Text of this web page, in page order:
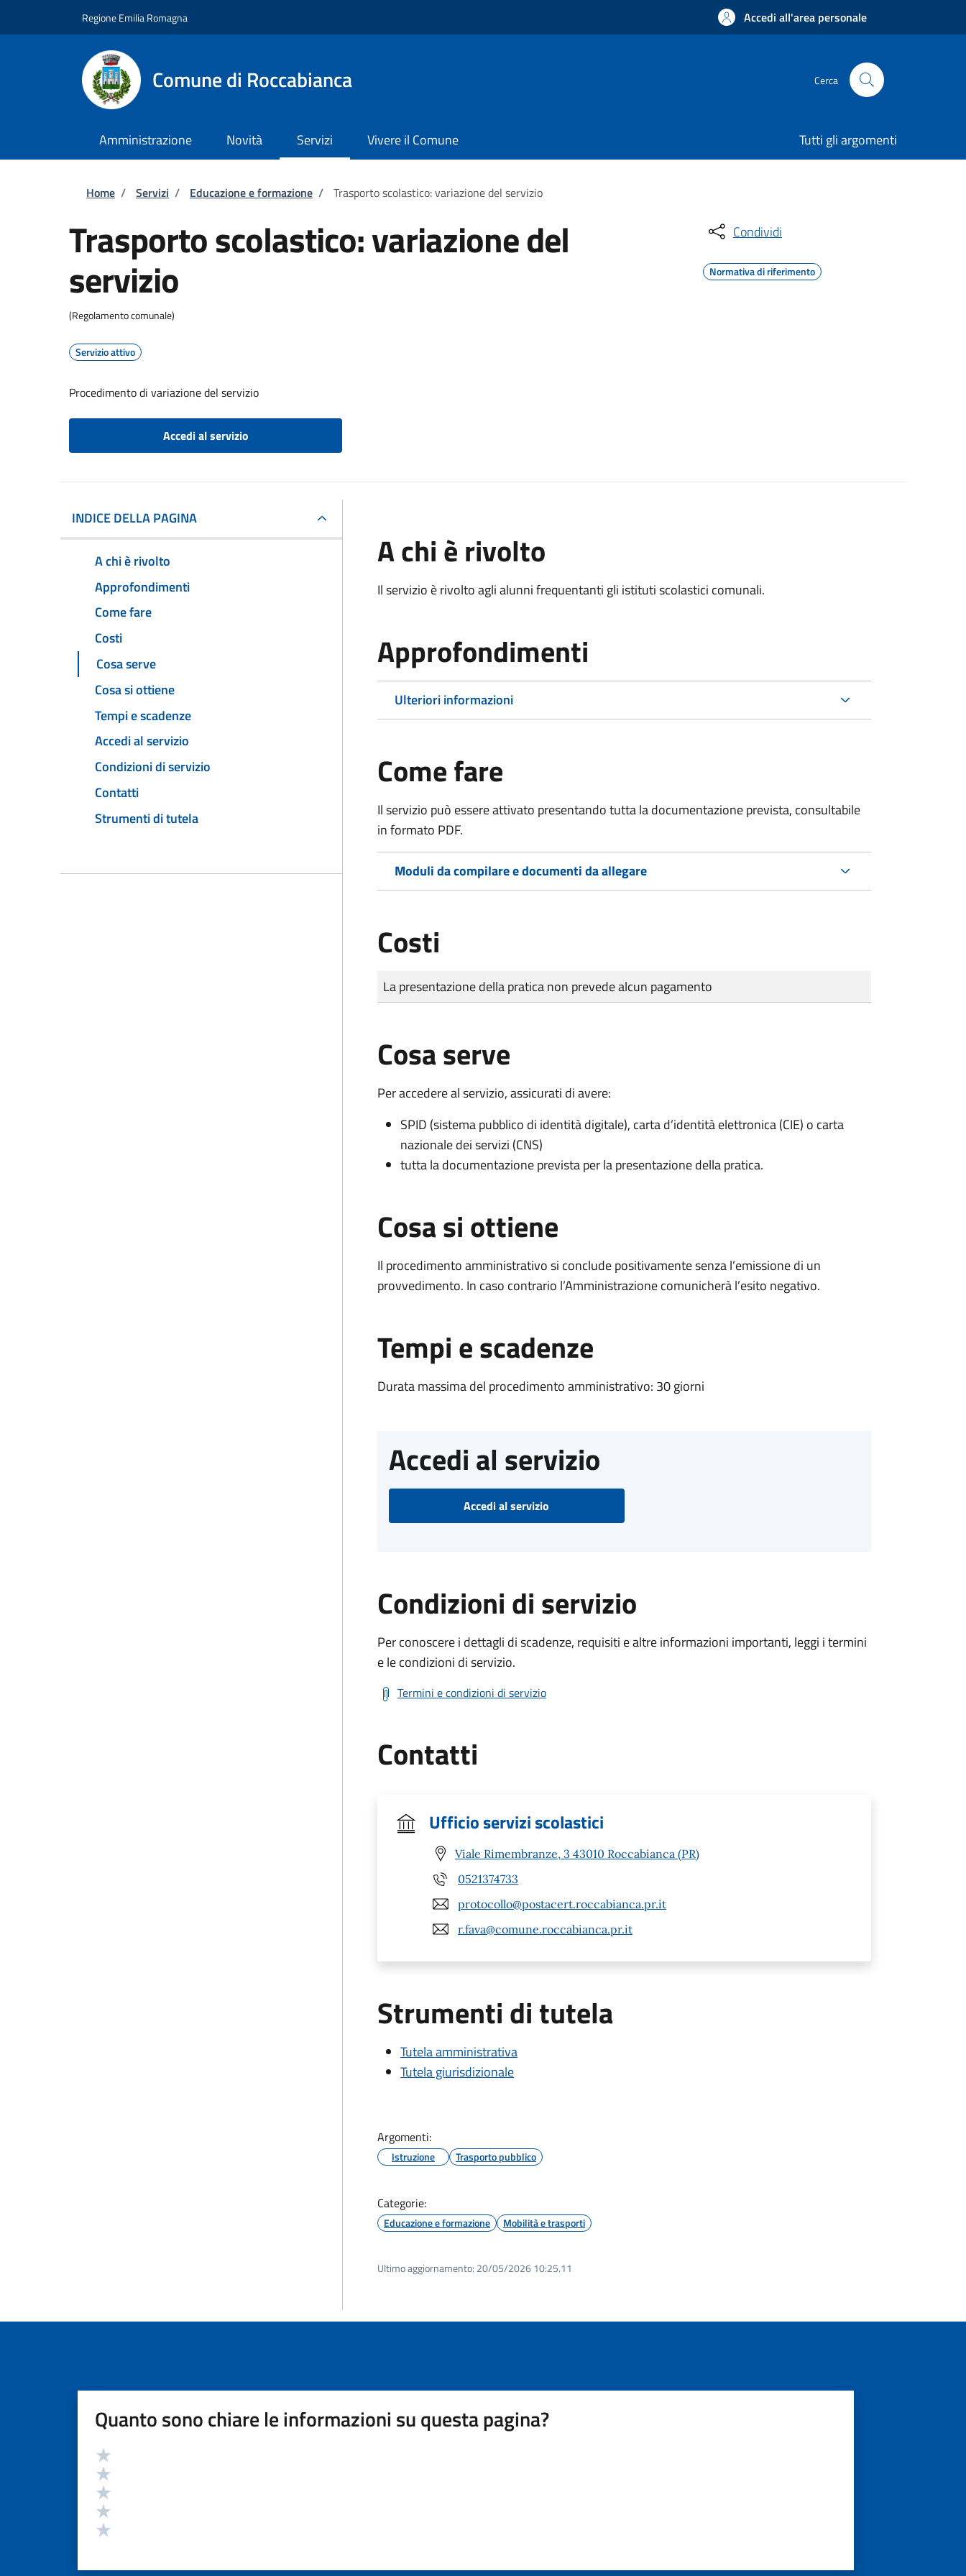
Regione Emilia Romagna Accedi all'area personale
Comune di Roccabianca Cerca
Amministrazione Novità Servizi Vivere il Comune Tutti gli argomenti
Briciole di pane
Home / Servizi / Educazione e formazione / Trasporto scolastico: variazione del servizio
Trasporto scolastico: variazione del
servizio
(Regolamento comunale)
Servizio attivo
Procedimento di variazione del servizio
Accedi al servizio
Condividi
Normativa di riferimento
INDICE DELLA PAGINA
A chi è rivolto
Approfondimenti
Come fare
Costi
Cosa serve
Cosa si ottiene
Tempi e scadenze
Accedi al servizio
Condizioni di servizio
Contatti
Strumenti di tutela
A chi è rivolto
Il servizio è rivolto agli alunni frequentanti gli istituti scolastici comunali.
Approfondimenti
Ulteriori informazioni
Come fare
Il servizio può essere attivato presentando tutta la documentazione prevista, consultabile
in formato PDF.
Moduli da compilare e documenti da allegare
Costi
Tipo di pagamento
Importo
La presentazione della pratica non prevede alcun pagamento
Cosa serve
Per accedere al servizio, assicurati di avere:
SPID (sistema pubblico di identità digitale), carta d’identità elettronica (CIE) o carta
nazionale dei servizi (CNS)
tutta la documentazione prevista per la presentazione della pratica.
Cosa si ottiene
Il procedimento amministrativo si conclude positivamente senza l’emissione di un
provvedimento. In caso contrario l’Amministrazione comunicherà l’esito negativo.
Tempi e scadenze
Durata massima del procedimento amministrativo: 30 giorni
Accedi al servizio
Accedi al servizio
Condizioni di servizio
Per conoscere i dettagli di scadenze, requisiti e altre informazioni importanti, leggi i termini
e le condizioni di servizio.
Termini e condizioni di servizio
Contatti
Ufficio servizi scolastici
Viale Rimembranze, 3 43010 Roccabianca (PR)
0521374733
protocollo@postacert.roccabianca.pr.it
r.fava@comune.roccabianca.pr.it
Strumenti di tutela
Tutela amministrativa
Tutela giurisdizionale
Argomenti:
Istruzione Trasporto pubblico
Categorie:
Educazione e formazione Mobilità e trasporti
Ultimo aggiornamento: 20/05/2026 10:25.11
Quanto sono chiare le informazioni su questa pagina?
Valutazione